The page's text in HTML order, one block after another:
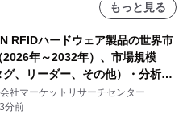
もっと見る
RFIDハードウェア製品の世界市
2026年～2032年）、市場規模
グ、リーダー、その他）・分析レ
トを発表
社マーケットリサーチセンター
分前